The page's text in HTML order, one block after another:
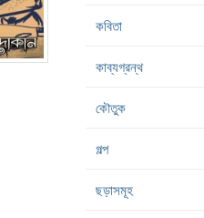
কবিতা
কাব্যগ্রন্থ
কৌতুক
গল্প
ছড়াসমূহ